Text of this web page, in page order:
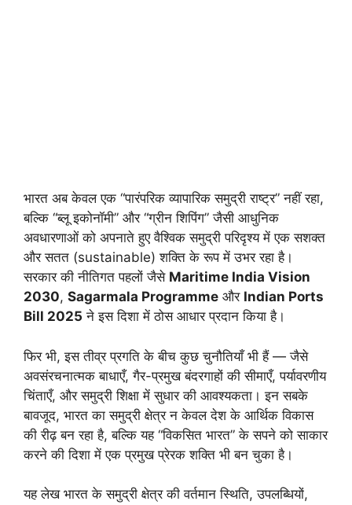
भारत अब केवल एक “पारंपरिक व्यापारिक समुद्री राष्ट्र” नहीं रहा,
बल्कि “ब्लू इकोनॉमी” और “ग्रीन शिपिंग” जैसी आधुनिक
अवधारणाओं को अपनाते हुए वैश्विक समुद्री परिदृश्य में एक सशक्त
और सतत (sustainable) शक्ति के रूप में उभर रहा है।
सरकार की नीतिगत पहलों जैसे Maritime India Vision
2030, Sagarmala Programme और Indian Ports
Bill 2025 ने इस दिशा में ठोस आधार प्रदान किया है।
फिर भी, इस तीव्र प्रगति के बीच कुछ चुनौतियाँ भी हैं — जैसे
अवसंरचनात्मक बाधाएँ, गैर-प्रमुख बंदरगाहों की सीमाएँ, पर्यावरणीय
चिंताएँ, और समुद्री शिक्षा में सुधार की आवश्यकता। इन सबके
बावजूद, भारत का समुद्री क्षेत्र न केवल देश के आर्थिक विकास
की रीढ़ बन रहा है, बल्कि यह “विकसित भारत” के सपने को साकार
करने की दिशा में एक प्रमुख प्रेरक शक्ति भी बन चुका है।
यह लेख भारत के समुद्री क्षेत्र की वर्तमान स्थिति, उपलब्धियों,